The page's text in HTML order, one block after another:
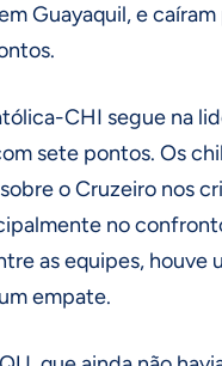
Guayaquil, e caíram
CHI segue na
sete pontos. Os
o Cruzeiro nos
no
as equipes, houve
empate.